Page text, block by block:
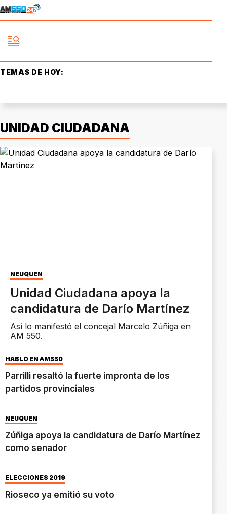
TEMAS DE HOY:
UNIDAD CIUDADANA
NEUQUÉN
Unidad Ciudadana apoya la
candidatura de Darío Martínez
Así lo manifestó el concejal Marcelo Zúñiga en
AM 550.
HABLÓ EN AM550
Parrilli resaltó la fuerte impronta de los
partidos provinciales
NEUQUÉN
Zúñiga apoya la candidatura de Darío Martínez
como senador
ELECCIONES 2019
Rioseco ya emitió su voto